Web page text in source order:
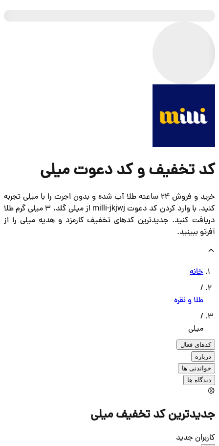
را با میلی تجربه
کنید. با وارد کردن کد دعوت milli-jkjwj از میلی گلد، 3 میلی گرم طلا
هدیه میلی را از